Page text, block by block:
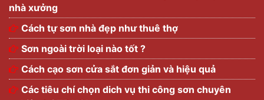
nhà xưởng
Cách tự sơn nhà đẹp như thuê thợ
Sơn ngoài trời loại nào tốt ?
Cách cạo sơn cửa sắt đơn giản và hiệu quả
Các tiêu chí chọn dich vụ thi công sơn chuyên